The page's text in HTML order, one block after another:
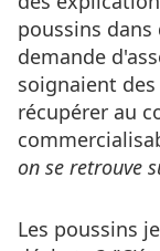
poussins dans
demande
soignaient
récupérer au
on se retrouve
Les poussins